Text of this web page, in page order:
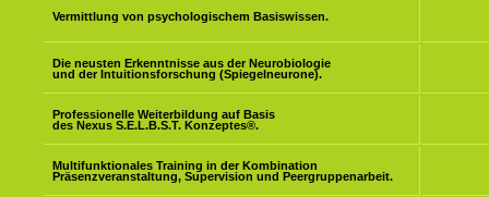
Vermittlung von psychologischem Basiswissen.
Die neusten Erkenntnisse aus der Neurobiologie
und der Intuitionsforschung (Spiegelneurone).
Professionelle Weiterbildung auf Basis
des Nexus S.E.L.B.S.T. Konzeptes®.
Multifunktionales Training in der Kombination
Präsenzveranstaltung, Supervision und Peergruppenarbeit.